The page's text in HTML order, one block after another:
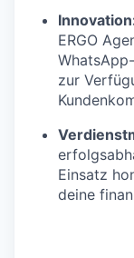
ERGO
zur
Einsatz
deine